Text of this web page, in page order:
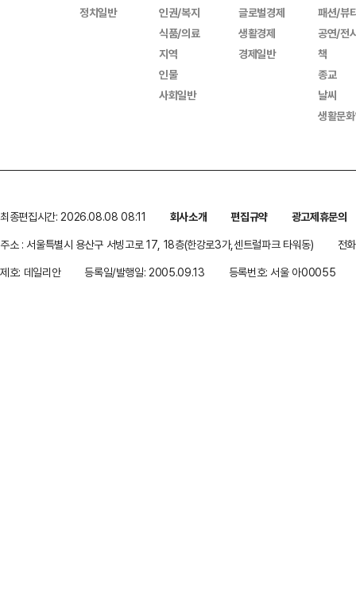
정치일반
인권/복지
식품/의료
지역
인물
사회일반
글로벌경제
생활경제
경제일반
패션/뷰
공연/전
책
종교
날씨
생활문
최종편집시간: 2026.08.08 08:11 회사소개 편집규약
광고제휴문의
주소 : 서울특별시 용산구 서빙고로 17, 18층(한강로3가,센트럴파크 타워동)
전
제호: 데일리안
등록일/발행일: 2005.09.13 등록번호: 서울 아00055